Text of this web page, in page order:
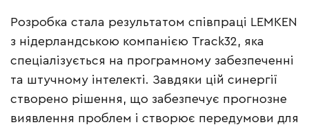
Розробка стала результатом співпраці LEMKEN
з нідерландською компанією Track32, яка
спеціалізується на програмному забезпеченні
та штучному інтелекті. Завдяки цій синергії
створено рішення, що забезпечує прогнозне
виявлення проблем і створює передумови для